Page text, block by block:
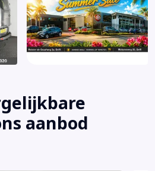
aanbod